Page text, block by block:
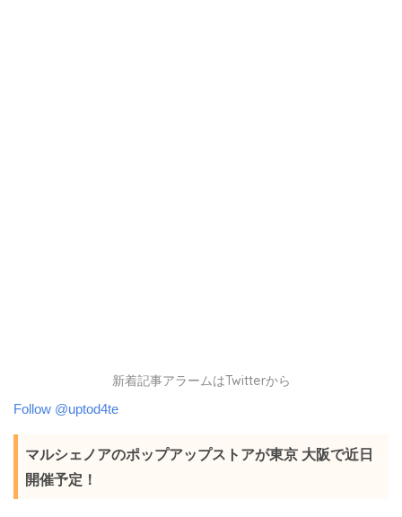
新着記事アラームはTwitterから
Follow @uptod4te
マルシェノアのポップアップストアが東京 大阪で近日
開催予定！